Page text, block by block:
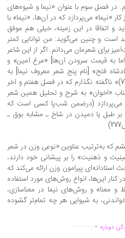
فصل سوم با عنوان «نیما و شیوه‌های
«نیما» می‌پردازد که در آن‌ها، «نیما» با
و اتفاقا در این زمینه، خیلی هم موفق
است و چنین می‌گوید: من توانایی کمتر
برای شعرمان می‌دانم. اگر از این شاعر
به قیمت سرودن آن‌ها] «مرغ آمین» و
فتح» [نام پنج شعر معروف نیما] به
وجود نمی‌آمد، بسیار اسف‌انگیز بود. (ص77)» ناگفته نگذارم که در فصل هفتم و آخر
«اخوان» به شرح و تحلیل همین شعر
(درضمن شب‌پا کسی است که
بر طبل یا دمیدن در شاخ ـ مشابه بوق ـ
که به‌ترتیب عناوین «نوعی وزن در شعر
و ذهنیت» را بر پیشانی خود دارند،
پیرامون وزن ارائه می‌کند که
این‌ها، انواع روش‌های مورد استفاده
و معنا» و روش‌های نیما در معناسازی،
به شیوایی هر چه تمام‌تر گشوده
............... . دوباره